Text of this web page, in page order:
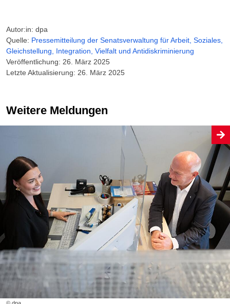
Autor:in: dpa
Quelle: Pressemitteilung der Senatsverwaltung für Arbeit, Soziales,
Gleichstellung, Integration, Vielfalt und Antidiskriminierung
Veröffentlichung: 26. März 2025
Letzte Aktualisierung: 26. März 2025
Weitere Meldungen